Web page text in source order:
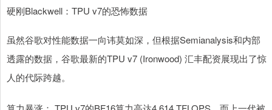
硬刚Blackwell：TPU v7的恐怖数据
虽然谷歌对性能数据一向讳莫如深，但根据Semianalysis和内部
透露的数据，谷歌最新的TPU v7 (Ironwood) 汇丰配资展现出了惊
人的代际跨越。